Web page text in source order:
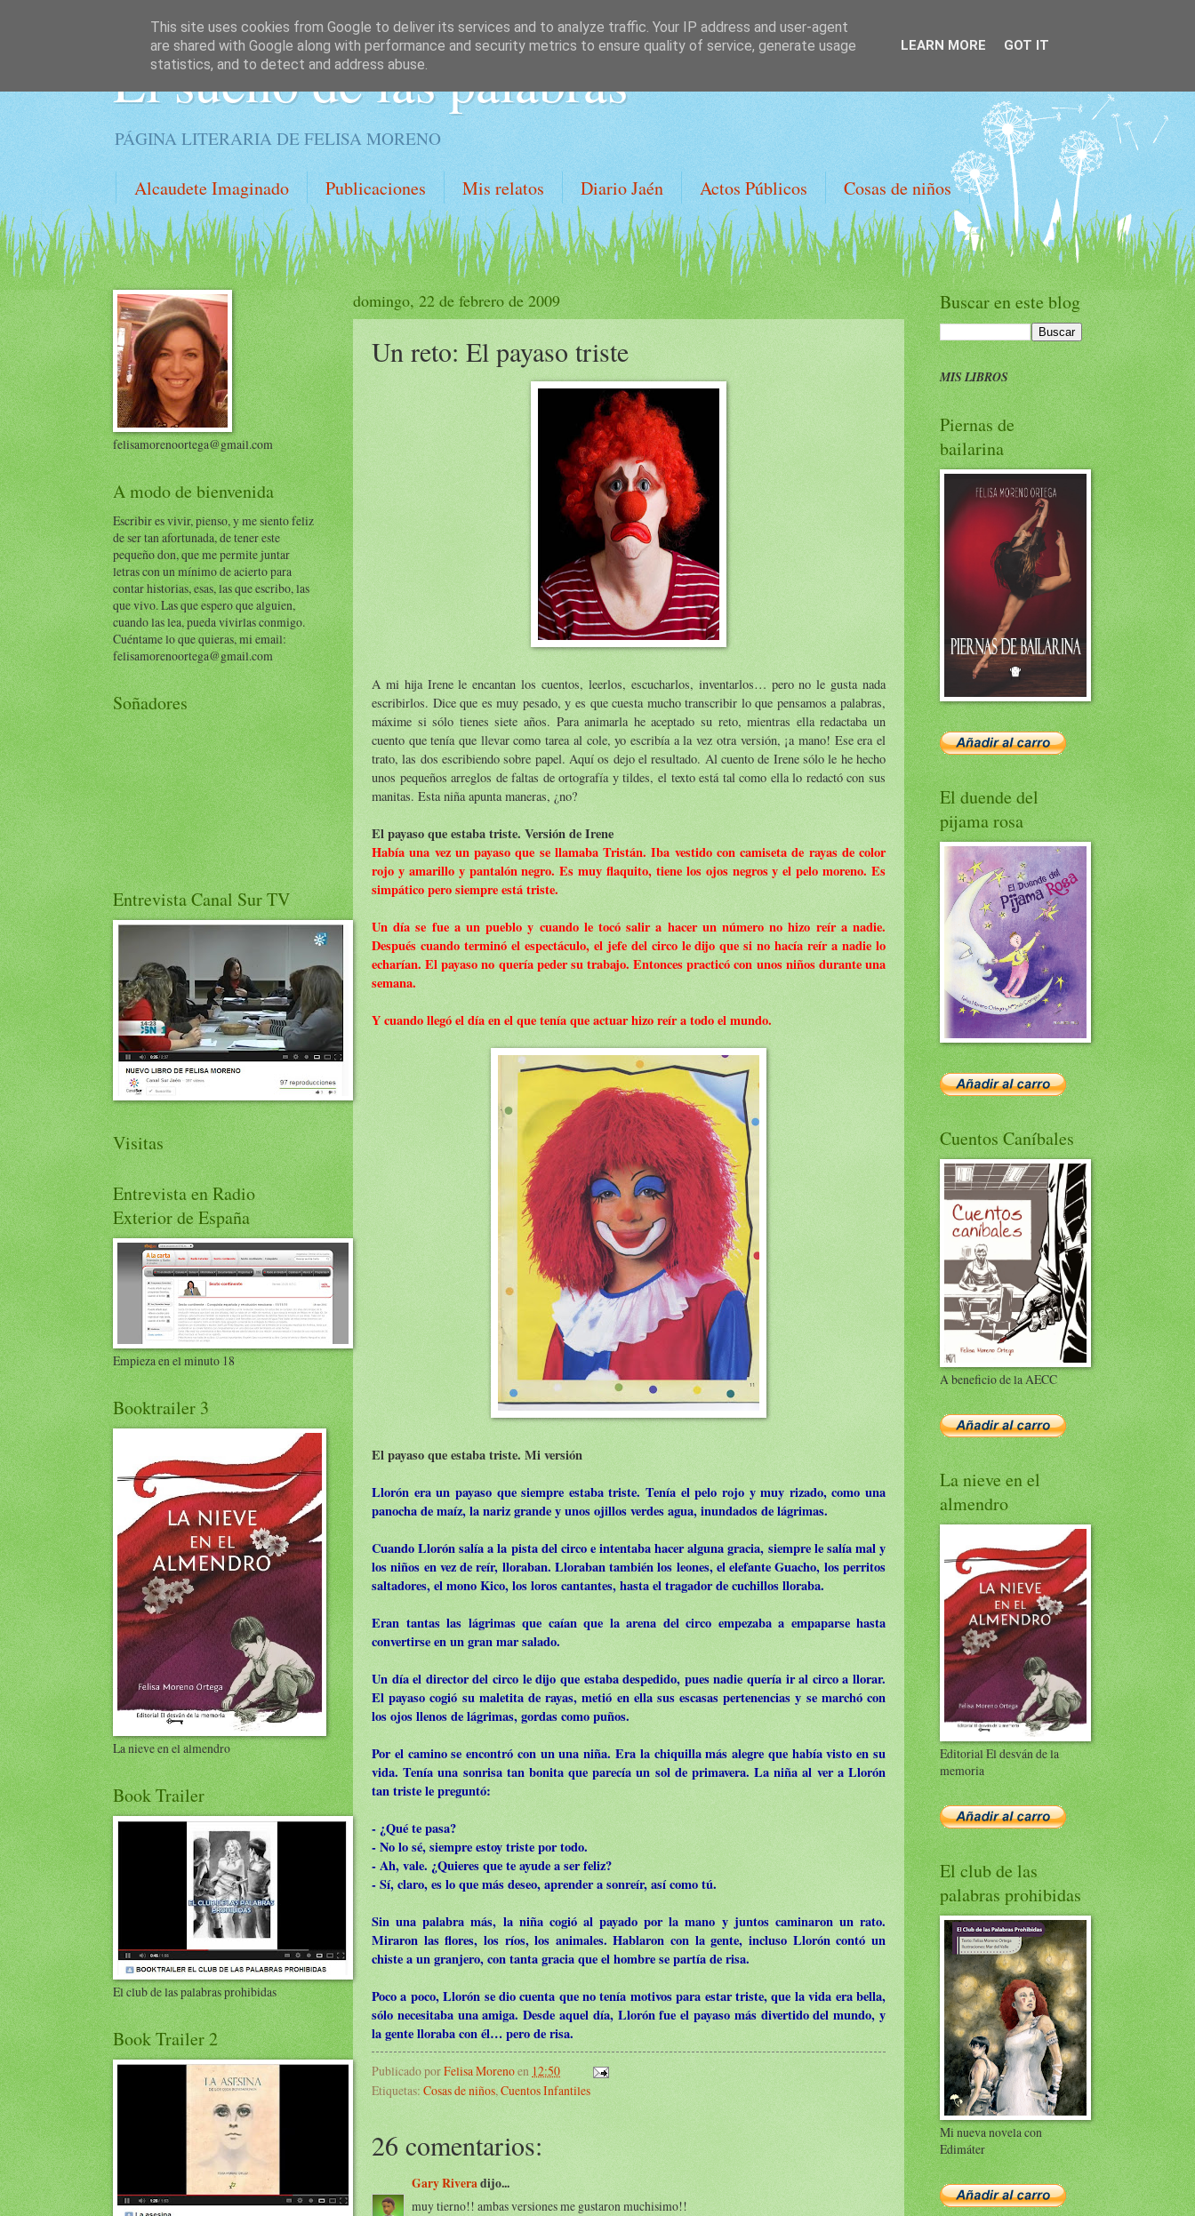
El sueño de las palabras
PÁGINA LITERARIA DE FELISA MORENO
Alcaudete Imaginado Publicaciones Mis relatos Diario Jaén Actos Públicos Cosas de niños
domingo, 22 de febrero de 2009
Un reto: El payaso triste
A mi hija Irene le encantan los cuentos, leerlos, escucharlos, inventarlos… pero no le gusta nada
escribirlos. Dice que es muy pesado, y es que cuesta mucho transcribir lo que pensamos a palabras,
máxime si sólo tienes siete años. Para animarla he aceptado su reto, mientras ella redactaba un
cuento que tenía que llevar como tarea al cole, yo escribía a la vez otra versión, ¡a mano! Ese era el
trato, las dos escribiendo sobre papel. Aquí os dejo el resultado. Al cuento de Irene sólo le he hecho
unos pequeños arreglos de faltas de ortografía y tildes, el texto está tal como ella lo redactó con sus
manitas. Esta niña apunta maneras, ¿no?
El payaso que estaba triste. Versión de Irene
Había una vez un payaso que se llamaba Tristán. Iba vestido con camiseta de rayas de color
rojo y amarillo y pantalón negro. Es muy flaquito, tiene los ojos negros y el pelo moreno. Es
simpático pero siempre está triste.
Un día se fue a un pueblo y cuando le tocó salir a hacer un número no hizo reír a nadie.
Después cuando terminó el espectáculo, el jefe del circo le dijo que si no hacía reír a nadie lo
echarían. El payaso no quería peder su trabajo. Entonces practicó con unos niños durante una
semana.
Y cuando llegó el día en el que tenía que actuar hizo reír a todo el mundo.
El payaso que estaba triste. Mi versión
Llorón era un payaso que siempre estaba triste. Tenía el pelo rojo y muy rizado, como una
panocha de maíz, la nariz grande y unos ojillos verdes agua, inundados de lágrimas.
Cuando Llorón salía a la pista del circo e intentaba hacer alguna gracia, siempre le salía mal y
los niños en vez de reír, lloraban. Lloraban también los leones, el elefante Guacho, los perritos
saltadores, el mono Kico, los loros cantantes, hasta el tragador de cuchillos lloraba.
Eran tantas las lágrimas que caían que la arena del circo empezaba a empaparse hasta
convertirse en un gran mar salado.
Un día el director del circo le dijo que estaba despedido, pues nadie quería ir al circo a llorar.
El payaso cogió su maletita de rayas, metió en ella sus escasas pertenencias y se marchó con
los ojos llenos de lágrimas, gordas como puños.
Por el camino se encontró con un una niña. Era la chiquilla más alegre que había visto en su
vida. Tenía una sonrisa tan bonita que parecía un sol de primavera. La niña al ver a Llorón
tan triste le preguntó:
- ¿Qué te pasa?
- No lo sé, siempre estoy triste por todo.
- Ah, vale. ¿Quieres que te ayude a ser feliz?
- Sí, claro, es lo que más deseo, aprender a sonreír, así como tú.
Sin una palabra más, la niña cogió al payado por la mano y juntos caminaron un rato.
Miraron las flores, los ríos, los animales. Hablaron con la gente, incluso Llorón contó un
chiste a un granjero, con tanta gracia que el hombre se partía de risa.
Poco a poco, Llorón se dio cuenta que no tenía motivos para estar triste, que la vida era bella,
sólo necesitaba una amiga. Desde aquel día, Llorón fue el payaso más divertido del mundo, y
la gente lloraba con él… pero de risa.
Publicado porFelisa Morenoen 12:50
Etiquetas: Cosas de niños, Cuentos Infantiles
26 comentarios:
Gary Riveradijo...
muy tierno!! ambas versiones me gustaron muchisimo!!
felisamorenoortega@gmail.com
A modo de bienvenida
Escribir es vivir, pienso, y me siento feliz
de ser tan afortunada, de tener este
pequeño don, que me permite juntar
letras con un mínimo de acierto para
contar historias, esas, las que escribo, las
que vivo. Las que espero que alguien,
cuando las lea, pueda vivirlas conmigo.
Cuéntame lo que quieras, mi email:
felisamorenoortega@gmail.com
Soñadores
Entrevista Canal Sur TV
Visitas
Entrevista en Radio
Exterior de España
Empieza en el minuto 18
Booktrailer 3
La nieve en el almendro
Book Trailer
El club de las palabras prohibidas
Book Trailer 2
Buscar en este blog
MIS LIBROS
Piernas de
bailarina
El duende del
pijama rosa
Cuentos Caníbales
A beneficio de la AECC
La nieve en el
almendro
Editorial El desván de la
memoria
El club de las
palabras prohibidas
Mi nueva novela con
Edimáter
This site uses cookies from Google to deliver its services and to analyze traffic. Your IP address and user-agent
are shared with Google along with performance and security metrics to ensure quality of service, generate usage
statistics, and to detect and address abuse.
LEARN MORE GOT IT